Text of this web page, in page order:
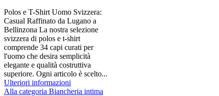
Polos e T-Shirt Uomo Svizzera:
Casual Raffinato da Lugano a
Bellinzona La nostra selezione
svizzera di polos e t-shirt
comprende 34 capi curati per
l'uomo che desira semplicità
elegante e qualità costruttiva
superiore. Ogni articolo è scelto...
Ulteriori informazioni
Alla categoria Biancheria intima